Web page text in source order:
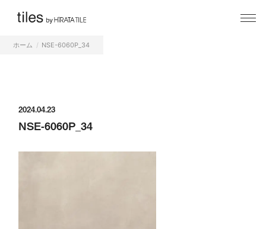
ホーム NSE-6060P_34
2024.04.23
NSE-6060P_34